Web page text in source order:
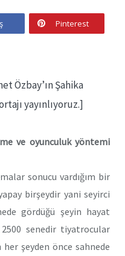
Pinterest
Özbay’ın Şahika
yayınlıyoruz.]
ve oyunculuk yöntemi
sonucu vardığım bir
birşeydir yani seyirci
gördüğü şeyin hayat
2500 senedir tiyatrocular
şeyden önce sahnede